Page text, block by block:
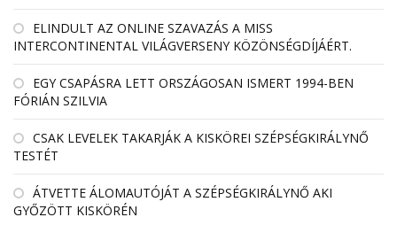
ELINDULT AZ ONLINE SZAVAZÁS A MISS
INTERCONTINENTAL VILÁGVERSENY KÖZÖNSÉGDÍJÁÉRT.
EGY CSAPÁSRA LETT ORSZÁGOSAN ISMERT 1994-BEN
FÓRIÁN SZILVIA
CSAK LEVELEK TAKARJÁK A KISKÖREI SZÉPSÉGKIRÁLYNŐ
TESTÉT
ÁTVETTE ÁLOMAUTÓJÁT A SZÉPSÉGKIRÁLYNŐ AKI
GYŐZÖTT KISKÖRÉN